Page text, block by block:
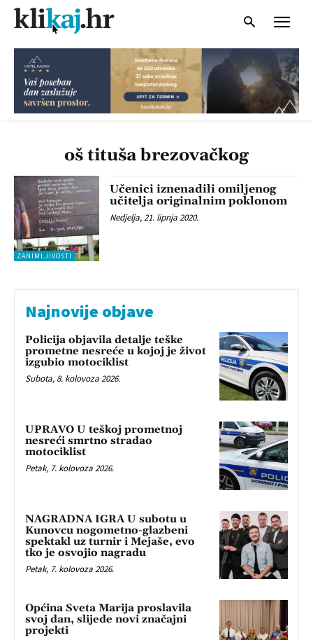
oš tituša brezovačkog
ZANIMLJIVOSTI
Učenici iznenadili omiljenog
učitelja originalnim poklonom
Nedjelja, 21. lipnja 2020.
Najnovije objave
Policija objavila detalje teške
prometne nesreće u kojoj je život
izgubio motociklist
Subota, 8. kolovoza 2026.
UPRAVO U teškoj prometnoj
nesreći smrtno stradao
motociklist
Petak, 7. kolovoza 2026.
NAGRADNA IGRA U subotu u
Kunovcu nogometno-glazbeni
spektakl uz turnir i Mejaše, evo
tko je osvojio nagradu
Petak, 7. kolovoza 2026.
Općina Sveta Marija proslavila
svoj dan, slijede novi značajni
projekti